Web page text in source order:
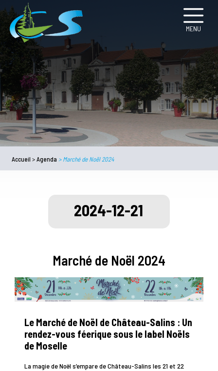
MENU
Accueil >Agenda >Marché de Noël 2024
2024-12-21
Marché de Noël 2024
Le Marché de Noël de Château-Salins : Un
rendez-vous féerique sous le label Noëls
de Moselle
La magie de Noël s’empare de Château-Salins les 21 et 22